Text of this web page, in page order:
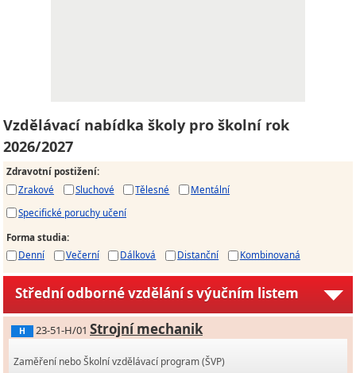
Vzdělávací nabídka školy pro školní rok
2026/2027
Zdravotní postižení:
Zrakové
Sluchové Tělesné
Mentální
Specifické poruchy učení
Forma studia:
Denní
Večerní Dálková Distanční Kombinovaná
Střední odborné vzdělání s výučním listem
H 23-51-H/01 Strojní mechanik
Zaměření nebo Školní vzdělávací program (ŠVP)